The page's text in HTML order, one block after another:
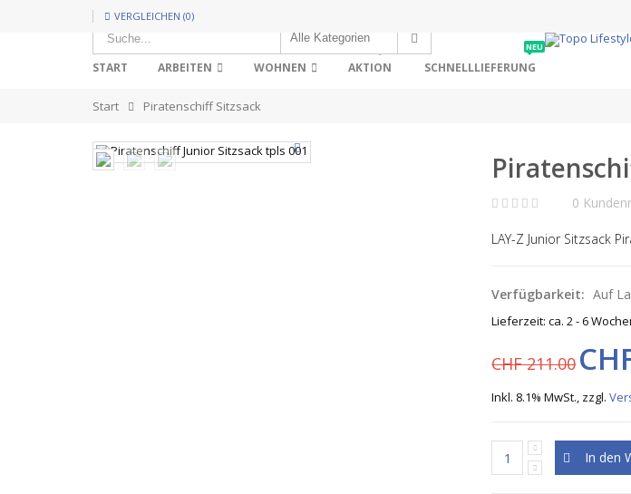
VERGLEICHEN (0)
START ARBEITEN WOHNEN AKTION SCHNELLLIEFERUNG
NEU
Start Piratenschiff Sitzsack
0
LAY-Z Junior Sitzsack
Verfügbarkeit: Auf
Lieferzeit: ca. 2 - 6
CHF 211.00
Inkl. 8.1% MwSt., zzgl.
In den